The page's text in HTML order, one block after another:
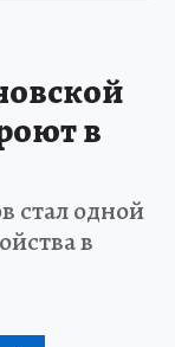
в
стал одной
в